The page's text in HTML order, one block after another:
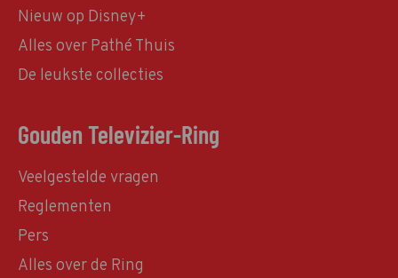
Nieuw op Disney+
Alles over Pathé Thuis
De leukste collecties
Gouden Televizier-Ring
Veelgestelde vragen
Reglementen
Pers
Alles over de Ring